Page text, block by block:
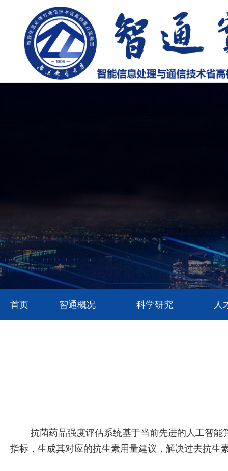
首页 智通概况 科学研究 人
抗菌药品强度评估系统基于当前先进的人工智能
指标，生成其对应的抗生素用量建议，解决过去抗生